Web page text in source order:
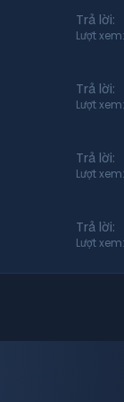
Trả lời
Lượt xem
Trả lời
Lượt xem
Trả lời
Lượt xem
Trả lời
Lượt xem